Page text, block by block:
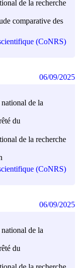
de la recherche
comparative des
(CoNRS)
de la
du
de la recherche
(CoNRS)
06/09/2025
de la
du
06/09/2025